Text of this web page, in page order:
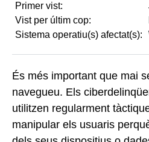
Primer vist:
Vist per últim cop:
Sistema operatiu(s) afectat(s):
És més important que mai
navegueu. Els
utilitzen regularment
manipular els usuaris